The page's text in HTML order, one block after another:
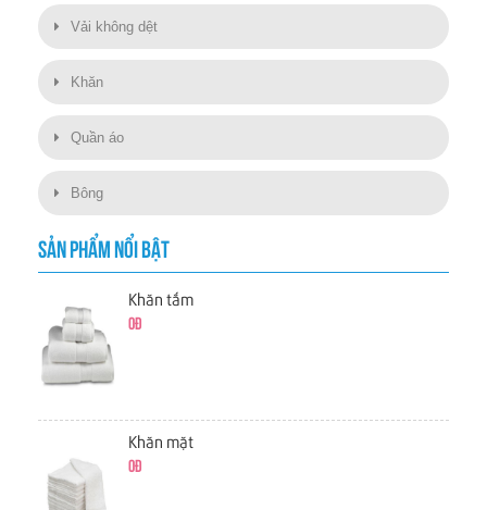
Vải không dệt
Khăn
Quần áo
Bông
SẢN PHẨM NỔI BẬT
Khăn tắm
0đ
Khăn mặt
0đ